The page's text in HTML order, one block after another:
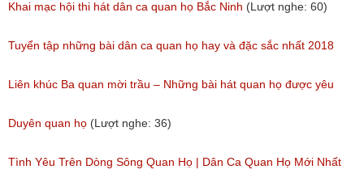
Bắc Ninh Hay Ngây Ngất
(Lượt nghe: 84)
Khai mạc hội thi hát dân ca quan họ Bắc Ninh (Lượt nghe: 60)
Tuyển tập những bài dân ca quan họ hay và đặc sắc nhất 2018
(Lượt nghe: 60)
Liên khúc Ba quan mời trầu – Những bài hát quan họ được yêu
thích nhất hiện nay
(Lượt nghe: 173)
Duyên quan họ (Lượt nghe: 36)
Tình Yêu Trên Dòng Sông Quan Họ | Dân Ca Quan Họ Mới Nhất